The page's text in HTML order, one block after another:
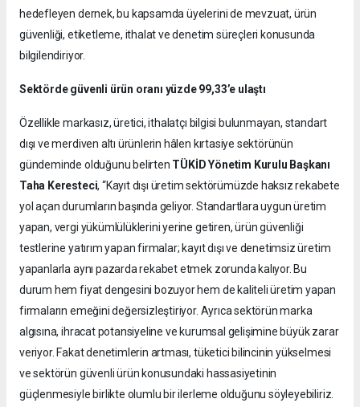
hedefleyen dernek, bu kapsamda üyelerini de mevzuat, ürün
güvenliği, etiketleme, ithalat ve denetim süreçleri konusunda
bilgilendiriyor.
Sektörde güvenli ürün oranı yüzde 99,33’e ulaştı
Özellikle markasız, üretici, ithalatçı bilgisi bulunmayan, standart
dışı ve merdiven altı ürünlerin hâlen kırtasiye sektörünün
gündeminde olduğunu belirten TÜKİD Yönetim Kurulu Başkanı
Taha Keresteci, “Kayıt dışı üretim sektörümüzde haksız rekabete
yol açan durumların başında geliyor. Standartlara uygun üretim
yapan, vergi yükümlülüklerini yerine getiren, ürün güvenliği
testlerine yatırım yapan firmalar; kayıt dışı ve denetimsiz üretim
yapanlarla aynı pazarda rekabet etmek zorunda kalıyor. Bu
durum hem fiyat dengesini bozuyor hem de kaliteli üretim yapan
firmaların emeğini değersizleştiriyor. Ayrıca sektörün marka
algısına, ihracat potansiyeline ve kurumsal gelişimine büyük zarar
veriyor. Fakat denetimlerin artması, tüketici bilincinin yükselmesi
ve sektörün güvenli ürün konusundaki hassasiyetinin
güçlenmesiyle birlikte olumlu bir ilerleme olduğunu söyleyebiliriz.